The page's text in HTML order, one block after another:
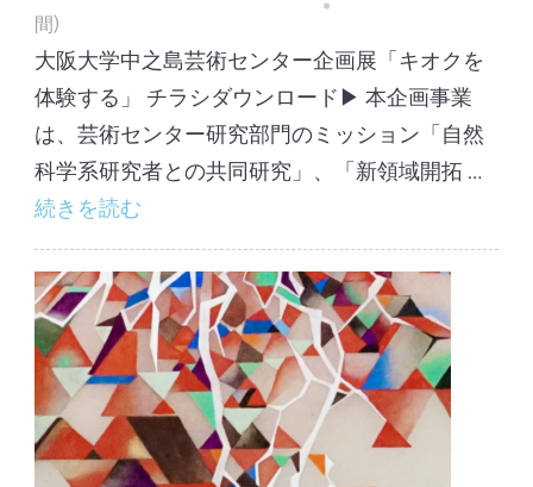
間)
大阪大学中之島芸術センター企画展「キオクを
体験する」 チラシダウンロード▶︎ 本企画事業
は、芸術センター研究部門のミッション「自然
科学系研究者との共同研究」、「新領域開拓 …
続きを読む